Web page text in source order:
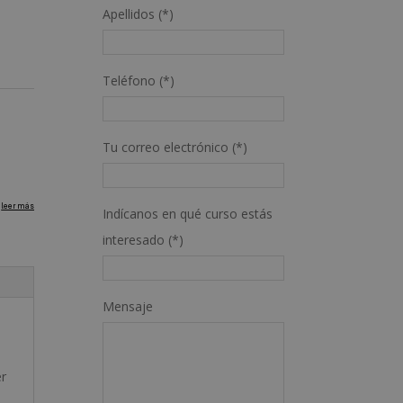
Apellidos (*)
Teléfono (*)
Tu correo electrónico (*)
Indícanos en qué curso estás
interesado (*)
Mensaje